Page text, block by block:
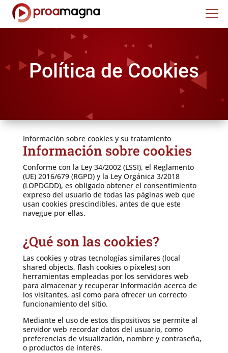
Política de Cookies
Información sobre cookies y su tratamiento
Información sobre cookies
Conforme con la Ley 34/2002 (LSSI), el Reglamento
(UE) 2016/679 (RGPD) y la Ley Orgánica 3/2018
(LOPDGDD), es obligado obtener el consentimiento
expreso del usuario de todas las páginas web que
usan cookies prescindibles, antes de que este
navegue por ellas.
¿Qué son las cookies?
Las cookies y otras tecnologías similares (local
shared objects, flash cookies o píxeles) son
herramientas empleadas por los servidores web
para almacenar y recuperar información acerca de
los visitantes, así como para ofrecer un correcto
funcionamiento del sitio.
Mediante el uso de estos dispositivos se permite al
servidor web recordar datos del usuario, como
preferencias de visualización, nombre y contraseña,
o productos de interés.